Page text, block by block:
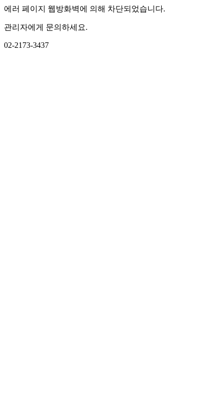
에러 페이지 웹방화벽에 의해 차단되었습니다.
관리자에게 문의하세요.
02-2173-3437